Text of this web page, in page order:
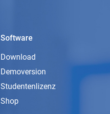
Software
Download
Demoversion
Studentenlizenz
Shop